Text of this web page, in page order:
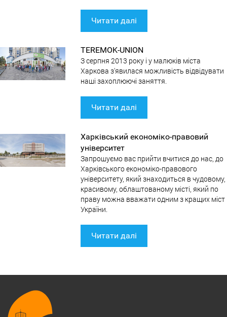
Читати далі
TEREMOK-UNION
З серпня 2013 року і у малюків міста
Харкова з'явилася можливість відвідувати
наші захоплюючі заняття.
Читати далі
Харківський економіко-правовий
університет
Запрошуємо вас прийти вчитися до нас, до
Харківського економіко-правового
університету, який знаходиться в чудовому,
красивому, облаштованому місті, який по
праву можна вважати одним з кращих міст
України.
Читати далі